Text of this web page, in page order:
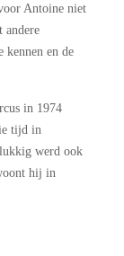
Antoine niet
andere
kennen en de
in 1974
tijd in
werd ook
hij in